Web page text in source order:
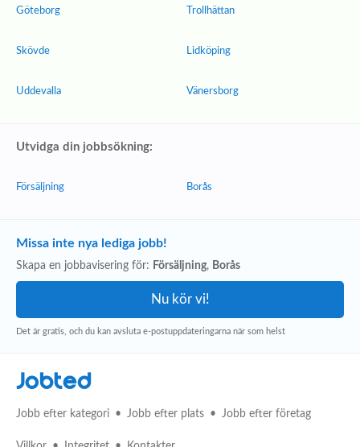
Göteborg
Skövde
Uddevalla
Trollhättan
Lidköping
Vänersborg
Utvidga din jobbsökning:
Försäljning Borås
Missa inte nya lediga jobb!
Skapa en jobbavisering för: Försäljning, Borås
Det är gratis, och du kan avsluta e-postuppdateringarna när som helst
Jobted
Jobb efter kategori Jobb efter plats Jobb efter företag